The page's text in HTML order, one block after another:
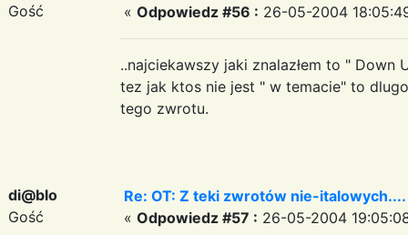
Gość
« Odpowiedz #56 : 26-05-2004
..najciekawszy jaki znalazłem to "
tez jak ktos nie jest " w temacie" to
tego zwrotu.
di@blo
Gość
Re: OT: Z teki zwrotów nie-italowych....
« Odpowiedz #57 : 26-05-2004